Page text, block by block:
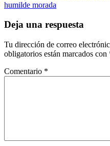
entradas
humilde morada
Deja una respuesta
Tu dirección de correo
obligatorios están marcados con
Comentario *